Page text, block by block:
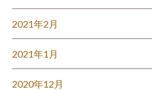
2021年2月
2021年1月
2020年12月